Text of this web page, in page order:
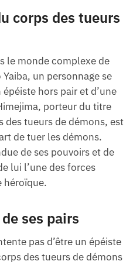
corps des tueurs
le monde complexe de
un personnage se
hors pair et d’une
porteur du titre
des tueurs de démons, est
de tuer les démons.
de ses pouvoirs et de
lui l’une des forces
héroïque.
ses pairs
pas d’être un épéiste
des tueurs de démons